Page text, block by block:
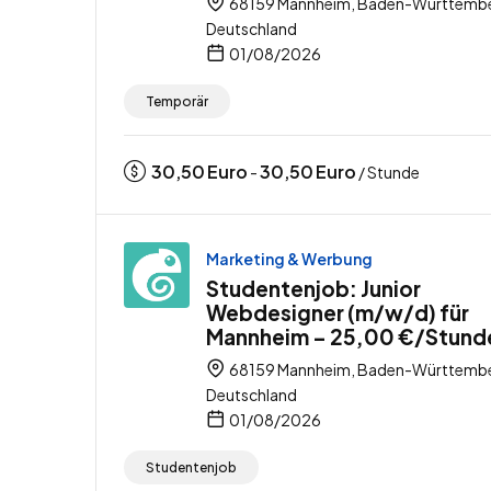
Deutschland
01/08/2026
Temporär
30,50Euro -30,50Euro / Stunde
Marketing & Werbung
Studentenjob: Junior
Webdesigner (m/w/d) für
Mannheim – 25,00 €/
68159 Mannheim, Baden-
Deutschland
01/08/2026
Studentenjob